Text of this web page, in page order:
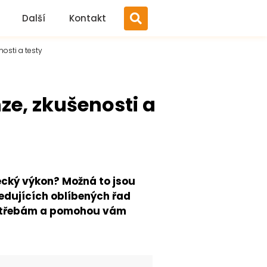
Další Kontakt
a testy
zkušenosti a
výkon? Možná to jsou
oblíbených řad
a pomohou vám